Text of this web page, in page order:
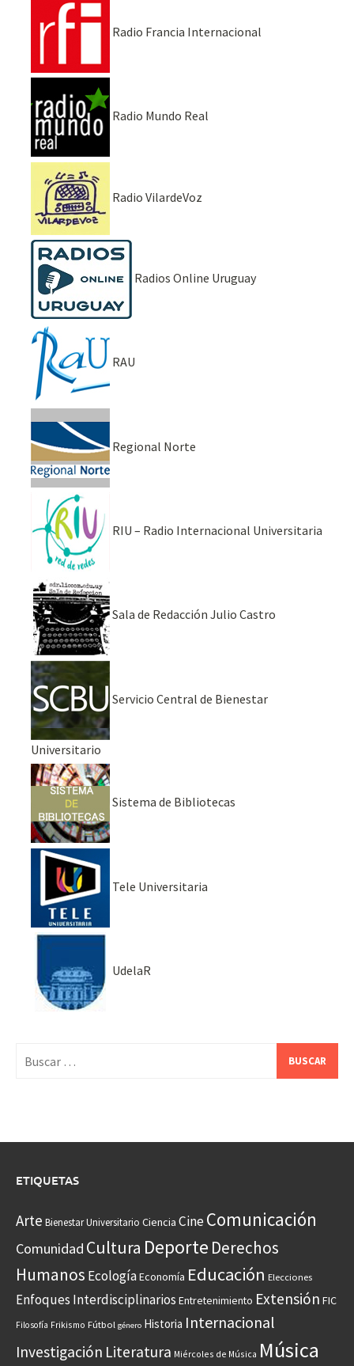
Radio Francia Internacional
Radio Mundo Real
Radio VilardeVoz
Radios Online Uruguay
RAU
Regional Norte
RIU – Radio Internacional Universitaria
Sala de Redacción Julio Castro
Servicio Central de Bienestar
Universitario
Sistema de Bibliotecas
Tele Universitaria
UdelaR
ETIQUETAS
Arte Bienestar Universitario Ciencia CineComunicación
Comunidad Cultura Deporte Derechos
Humanos EcologíaEconomía Educación Elecciones
Enfoques Interdisciplinarios Entretenimiento Extensión FIC
Filosofía Frikismo Fútbol género Historia Internacional
Investigación Literatura Miércoles de Música Música